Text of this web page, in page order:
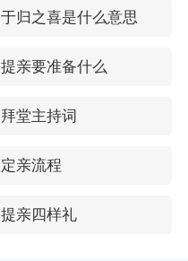
于归之喜是什么意思
提亲要准备什么
拜堂主持词
定亲流程
提亲四样礼